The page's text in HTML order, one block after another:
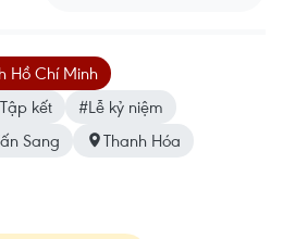
Hồ Chí Minh
kết
#Lễ kỷ niệm
Sang
Thanh Hóa